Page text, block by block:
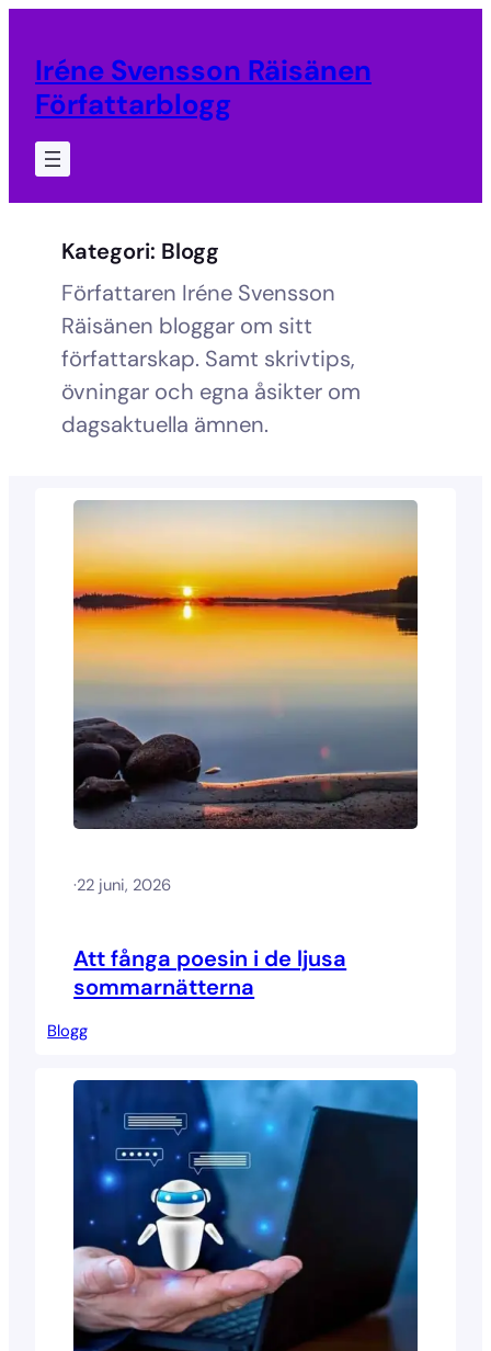
innehåll
Iréne Svensson Räisänen
Författarblogg
Kategori: Blogg
Författaren Iréne Svensson
Räisänen bloggar om sitt
författarskap. Samt skrivtips,
övningar och egna åsikter om
dagsaktuella ämnen.
·22 juni, 2026
Att fånga poesin i de ljusa
sommarnätterna
Blogg